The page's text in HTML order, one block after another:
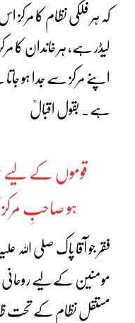
کہ ہر فلکی نظام کا مرکز
لیڈر ہے، ہر خاندان کا
اپنے مرکز سے جدا ہو
ہے۔ بقول اقبالؒ
قوموں کے لیے
ہو صاحبِ مرکز
فقر جو آقا پاک صلی اللہ
مومنین کے لیے روحانی
مستقل نظام کے تحت